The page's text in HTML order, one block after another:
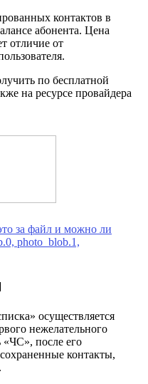
контактов в
абонента. Цена
отличие от
по бесплатной
на ресурсе провайдера
за файл и можно ли
photo_blob.1,
осуществляется
нежелательного
«ЧС», после его
контакты,